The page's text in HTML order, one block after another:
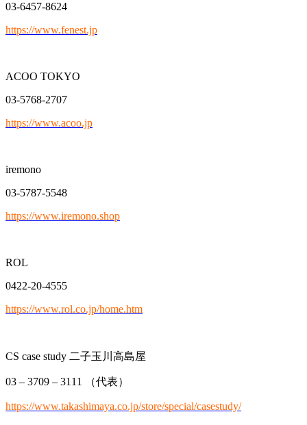
03-6457-8624
https://www.fenest.jp
ACOO TOKYO
03-5768-2707
https://www.acoo.jp
iremono
03-5787-5548
https://www.iremono.shop
ROL
0422-20-4555
https://www.rol.co.jp/home.htm
CS case study 二子玉川高島屋
03 – 3709 – 3111 （代表）
https://www.takashimaya.co.jp/store/special/casestudy/